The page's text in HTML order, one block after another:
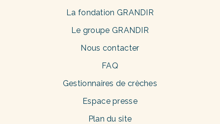
La fondation GRANDIR
Le groupe GRANDIR
Nous contacter
FAQ
Gestionnaires de crèches
Espace presse
Plan du site